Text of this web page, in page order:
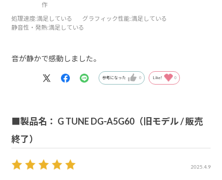
作
処理速度:満足している グラフィック性能:満足している
静音性・発熱:満足している
音が静かで感動しました。
参考になった 0 Like! 0
■製品名： G TUNE DG-A5G60（旧モデル / 販売
終了）
2025.4.9